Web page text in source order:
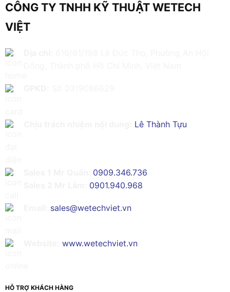
CÔNG TY TNHH KỸ THUẬT WETECH
VIỆT
Lê Thành Tựu
0909.346.736
0901.940.968
sales@wetechviet.vn
www.wetechviet.vn
HỖ TRỢ KHÁCH HÀNG